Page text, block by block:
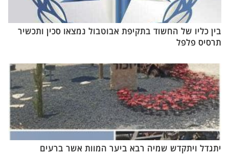
בין כליו של החשוד בתקיפת אבוטבול נמצאו סכין ותכשיר
תרסיס פלפל
יתגדל ויתקדש שמיה רבא ביער המוות אשר ברעים